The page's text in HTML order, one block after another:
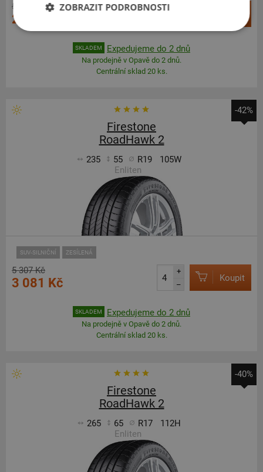
5 084 Kč
2 942 Kč
SKLADEM Expedujeme do 2 dnů
Na prodejně v Opavě do 2 dnů.
Centrální sklad 20 ks.
-42%
Firestone
RoadHawk 2
235 55 R19
105W
Enliten
SUV-SILNIČNÍ ZESÍLENÁ
5 307 Kč
3 081 Kč
+
–
Koupit
SKLADEM Expedujeme do 2 dnů
Na prodejně v Opavě do 2 dnů.
Centrální sklad 20 ks.
-40%
Firestone
RoadHawk 2
265 65 R17
112H
Enliten
ZOBRAZIT PODROBNOSTI